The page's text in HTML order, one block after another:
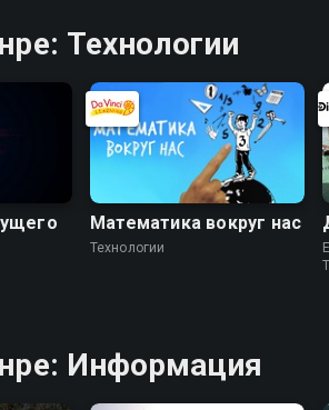
Технологии
Математика вокруг нас
Технологии
Информация